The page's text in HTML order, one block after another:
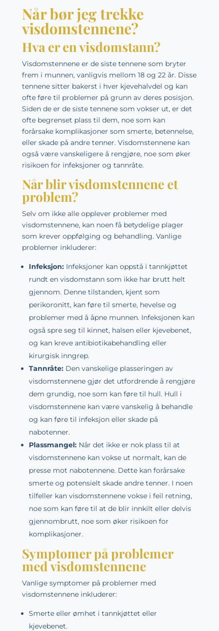
Når bør jeg trekke
visdomstennene?
Hva er en visdomstann?
Visdomstennene er de siste tennene som bryter
frem i munnen, vanligvis mellom 18 og 22 år. Disse
tennene sitter bakerst i hver kjevehalvdel og kan
ofte føre til problemer på grunn av deres posisjon.
Siden de er de siste tennene som vokser ut, er det
ofte begrenset plass til dem, noe som kan
forårsake komplikasjoner som smerte, betennelse,
eller skade på andre tenner. Visdomstennene kan
også være vanskeligere å rengjøre, noe som øker
risikoen for infeksjoner og tannråte.
Når blir visdomstennene et
problem?
Selv om ikke alle opplever problemer med
visdomstennene, kan noen få betydelige plager
som krever oppfølging og behandling. Vanlige
problemer inkluderer:
Infeksjon:Infeksjoner kan oppstå i tannkjøttet
rundt en visdomstann som ikke har brutt helt
gjennom. Denne tilstanden, kjent som
perikoronitt, kan føre til smerte, hevelse og
problemer med å åpne munnen. Infeksjonen kan
også spre seg til kinnet, halsen eller kjevebenet,
og kan kreve antibiotikabehandling eller
kirurgisk inngrep.
Tannråte:Den vanskelige plasseringen av
visdomstennene gjør det utfordrende å rengjøre
dem grundig, noe som kan føre til hull. Hull i
visdomstennene kan være vanskelig å behandle
og kan føre til infeksjon eller skade på
nabotenner.
Plassmangel:Når det ikke er nok plass til at
visdomstennene kan vokse ut normalt, kan de
presse mot nabotennene. Dette kan forårsake
smerte og potensielt skade andre tenner. I noen
tilfeller kan visdomstennene vokse i feil retning,
noe som kan føre til at de blir innkilt eller delvis
gjennombrutt, noe som øker risikoen for
komplikasjoner.
Symptomer på problemer
med visdomstennene
Vanlige symptomer på problemer med
visdomstennene inkluderer:
Smerte eller ømhet i tannkjøttet eller
kjevebenet.